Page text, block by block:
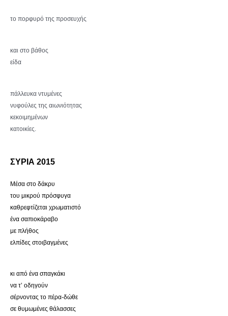
το πορφυρό της προσευχής
και στο βάθος
είδα
πάλλευκα ντυμένες
νυφούλες της αιωνιότητας
κεκοιμημένων
κατοικίες.
ΣΥΡΙΑ 2015
Μέσα στο δάκρυ
του μικρού πρόσφυγα
καθρεφτίζεται χρωματιστό
ένα σαπιοκάραβο
με πλήθος
ελπίδες στοιβαγμένες
κι από ένα σπαγκάκι
να τ’ οδηγούν
σέρνοντας το πέρα-δώθε
σε θυμωμένες θάλασσες